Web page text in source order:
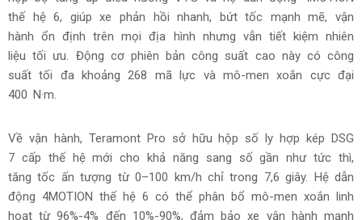
Khả năng vận hành đến từ động cơ 2.0 TSI thế hệ mới, tích